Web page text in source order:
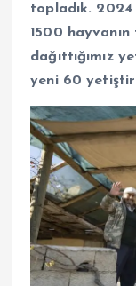
topladık. 2024
1500 hayvanın
dağıttığımız
yeni 60